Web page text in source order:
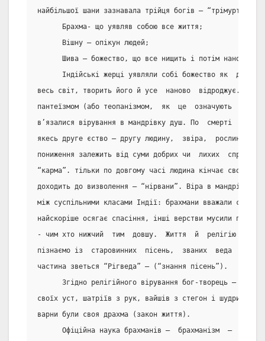
найбільшої шани зазнавала трійця богів – “трімурті”:
      Брахма- що уявляв собою все життя;
      Вішну – опікун людей;
Шива – божество, що все нищить і потім наново
Індійські жерці уявляли собі божество як
весь світ, творить його й усе  наново  відроджує.
пантеїзмом (або теопанізмом,  як  це  означують
в’язалися вірування в мандрівку душ. По  смерті
якесь друге єство – другу людину,  звіра,  рослину.
пониження залежить від суми добрих чи  лихих  справ
“карма”. тільки по довгому часі людина кінчає своє
доходить до визволення – “нірвани”. Віра в мандрівку
між суспільними класами Індії: брахмани вважали себе
найскоріше осягає спасіння, інші верстви мусили
- чим хто нижчий  тим  довшу.  Життя  й  релігію
пізнаємо із  старовинних  пісень,  званих  веда
частина зветься “Рігведа” – (“знання пісень”).
Згідно релігійного вірування бог-творець –
своїх уст, шатріїв з рук, вайшів з стегон і шудри  із
варни були своя драхма (закон життя).
Офіційна наука брахманів –  брахманізм  –